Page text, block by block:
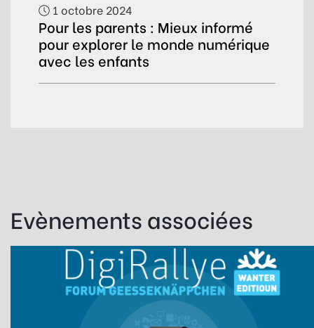
1 octobre 2024
Pour les parents : Mieux informé
pour explorer le monde numérique
avec les enfants
Evènements associées